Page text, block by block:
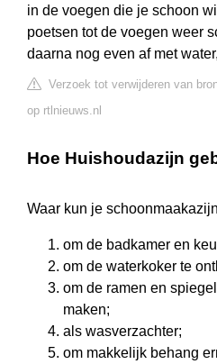
in de voegen die je schoon
poetsen tot de voegen weer
daarna nog even af met
Verzoek tot verwijderen van
op rtlnieuws.nl
Hoe Huishoudazijn
Waar kun je
om de badkamer en
om de waterkoker te
om de ramen en
maken;
als wasverzachter;
om makkelijk behang